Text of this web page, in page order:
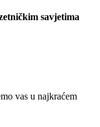
savjetima
vas u najkraćem